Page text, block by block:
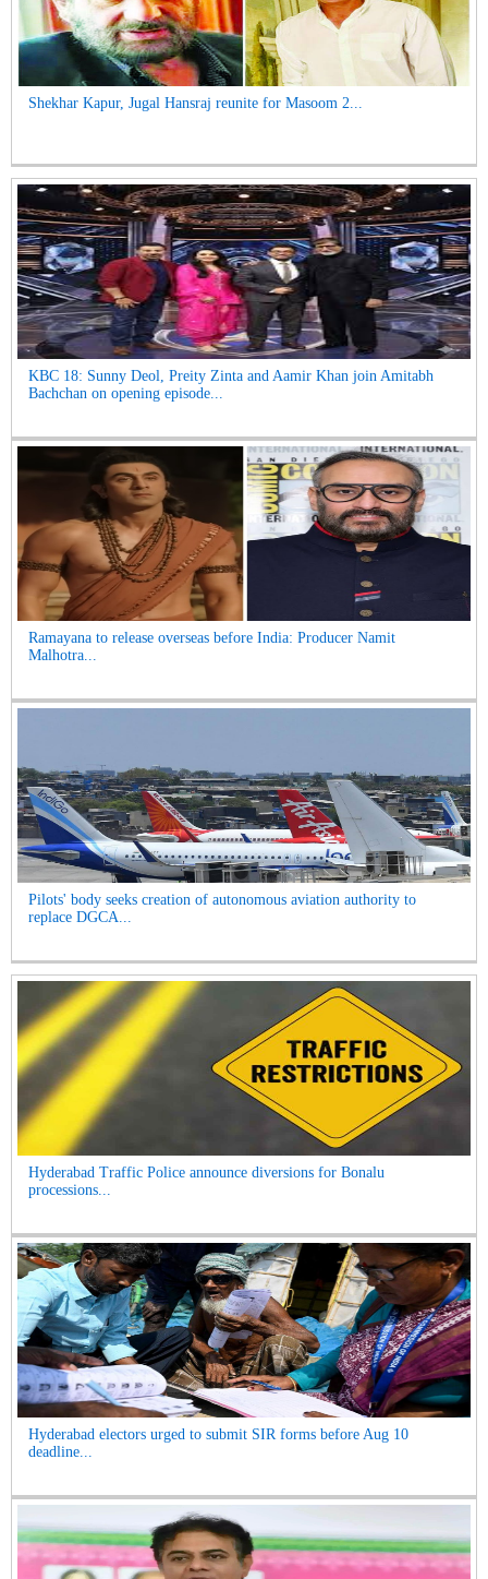
Shekhar Kapur, Jugal Hansraj reunite for Masoom 2...
KBC 18: Sunny Deol, Preity Zinta and Aamir Khan join Amitabh
Bachchan on opening episode...
Ramayana to release overseas before India: Producer Namit
Malhotra...
Pilots' body seeks creation of autonomous aviation authority to
replace DGCA...
Hyderabad Traffic Police announce diversions for Bonalu
processions...
Hyderabad electors urged to submit SIR forms before Aug 10
deadline...